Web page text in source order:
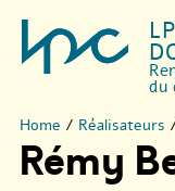
du
Home / Réalisateurs
Rémy